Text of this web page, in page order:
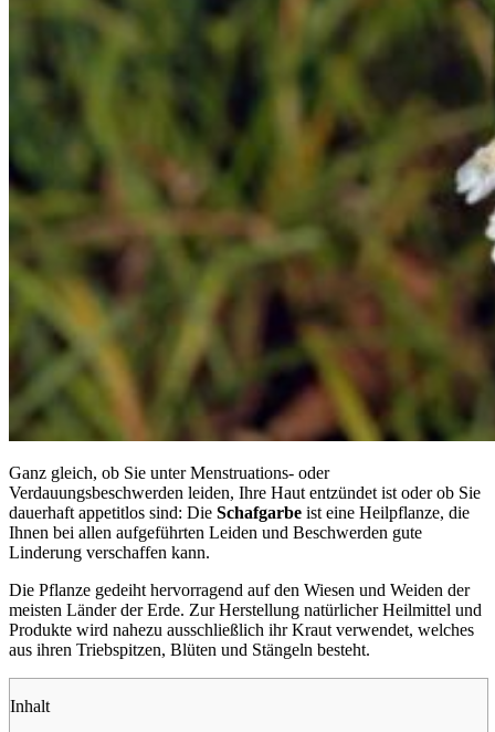
Ganz gleich, ob Sie unter Menstruations- oder
Verdauungsbeschwerden leiden, Ihre Haut entzündet ist oder ob Sie
dauerhaft appetitlos sind: Die Schafgarbe ist eine Heilpflanze, die
Ihnen bei allen aufgeführten Leiden und Beschwerden gute
Linderung verschaffen kann.
Die Pflanze gedeiht hervorragend auf den Wiesen und Weiden der
meisten Länder der Erde. Zur Herstellung natürlicher Heilmittel und
Produkte wird nahezu ausschließlich ihr Kraut verwendet, welches
aus ihren Triebspitzen, Blüten und Stängeln besteht.
Inhalt